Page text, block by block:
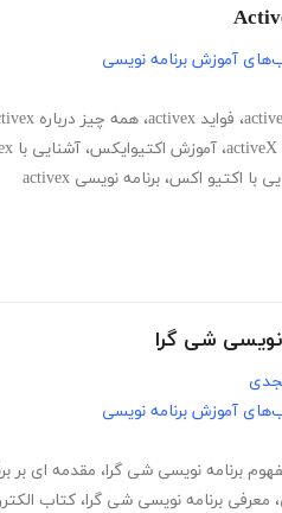
آموزش برنامه نویسی
، فواید activex ، همه چیز درباره activex
، آموزش اکتیوایکس، آشنایی با activex
با اکتیو اکس، برنامه نویسی activex
نویسی شی گرا
آموزش برنامه نویسی
برنامه نویسی شی گرا، مقدمه ای بر
، معرفی برنامه نویسی شی گرا، کتاب